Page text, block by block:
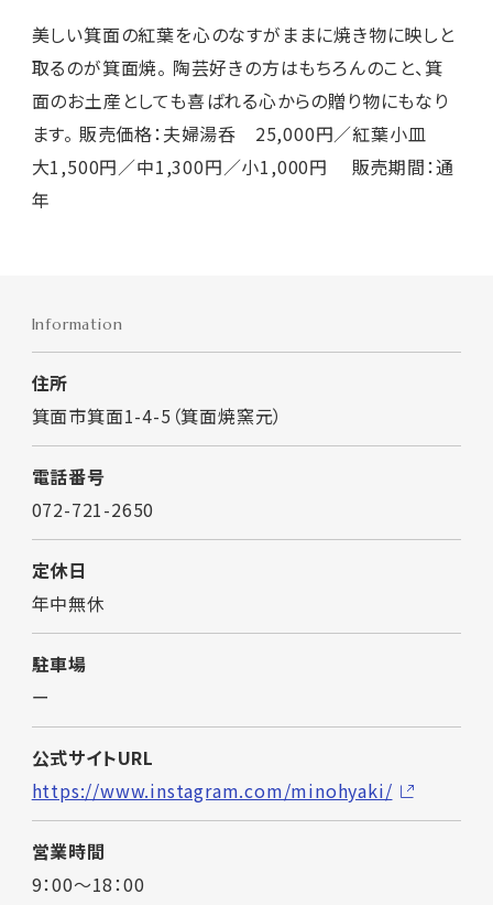
美しい箕面の紅葉を心のなすがままに焼き物に映しと
取るのが箕面焼。 陶芸好きの方はもちろんのこと、箕
面のお土産としても喜ばれる心からの贈り物にもなり
ます。 販売価格：夫婦湯呑 25,000円／紅葉小皿
大1,500円／中1,300円／小1,000円 販売期間：通
年
Information
住所
箕面市箕面1-4-5（箕面焼窯元）
電話番号
072-721-2650
定休日
年中無休
駐車場
ー
公式サイトURL
https://www.instagram.com/minohyaki/
営業時間
9：00～18：00